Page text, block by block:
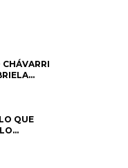
SALIDA
QUE
“UNA